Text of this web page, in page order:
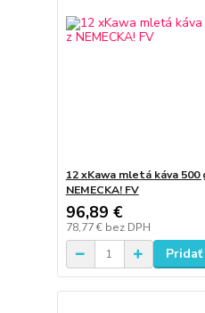
12 xKawa mletá káva 500
NEMECKA! FV
96,89 €
78,77 € bez DPH